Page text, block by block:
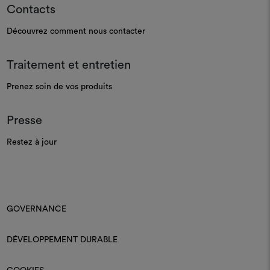
Contacts
Découvrez comment nous contacter
Traitement et entretien
Prenez soin de vos produits
Presse
Restez à jour
GOVERNANCE
DÉVELOPPEMENT DURABLE